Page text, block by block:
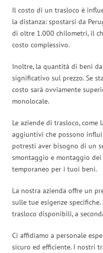
Il costo di un trasloco è
la distanza: spostarsi da
di oltre 1.000 chilometri, il
costo complessivo.
Inoltre, la quantità di beni
significativo sul prezzo. Se
costo sarà ovviamente
monolocale.
Le aziende di trasloco,
aggiuntivi che possono
potresti aver bisogno di un
smontaggio e montaggio
temporaneo per i tuoi beni.
La nostra azienda offre un
sulle tue esigenze
trasloco disponibili, a
Ci affidiamo a personale
sicuro ed efficiente. I nostri